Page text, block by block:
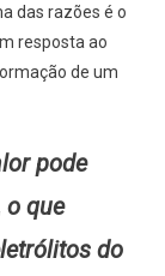
das razões é o
resposta ao
de um
pode
que
do